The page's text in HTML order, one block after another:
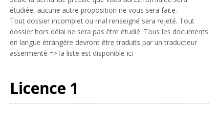
étudiée, aucune autre proposition ne vous sera faite.
Tout dossier incomplet ou mal renseigné sera rejeté. Tout
dossier hors délai ne sera pas être étudié. Tous les documents
en langue étrangère devront être traduits par un traducteur
assermenté => la liste est disponible ici
Licence 1